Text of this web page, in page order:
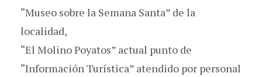
“Museo sobre la Semana Santa” de la
localidad,
“El Molino Poyatos” actual punto de
“Información Turística” atendido por personal